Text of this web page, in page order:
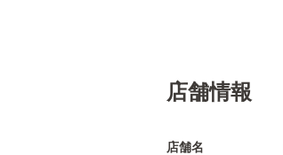
店舗情報
店舗名